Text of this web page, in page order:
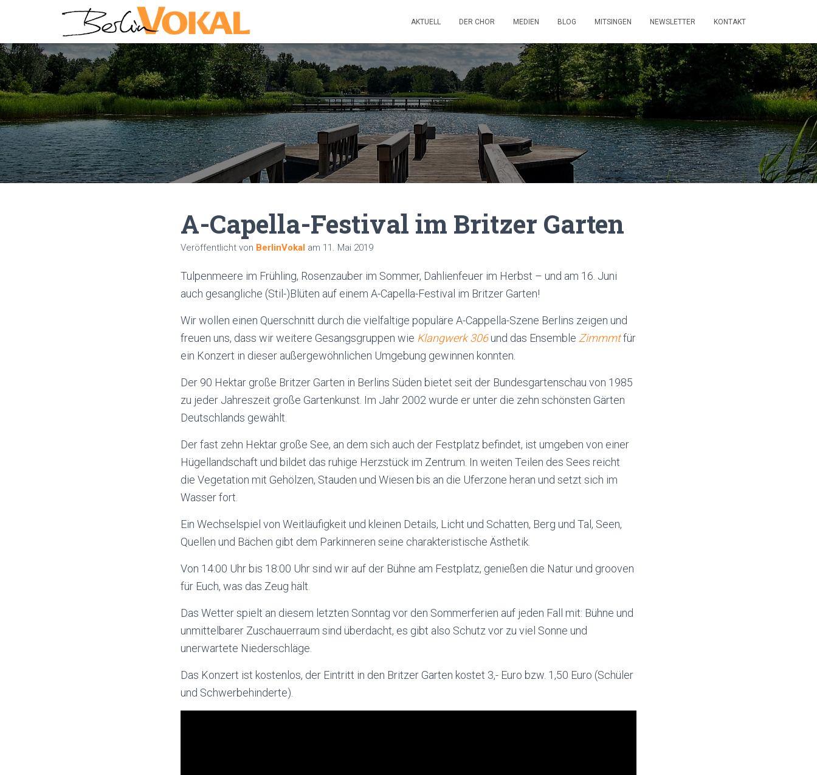
AKTUELL DER CHOR MEDIEN BLOG MITSINGEN NEWSLETTER KONTAKT
A-Capella-Festival im Britzer Garten
Veröffentlicht von BerlinVokal am 11. Mai 2019
Tulpenmeere im Frühling, Rosenzauber im Sommer, Dahlienfeuer im Herbst – und am 16. Juni
auch gesangliche (Stil-)Blüten auf einem A-Capella-Festival im Britzer Garten!
Wir wollen einen Querschnitt durch die vielfaltige populäre A-Cappella-Szene Berlins zeigen und
freuen uns, dass wir weitere Gesangsgruppen wie Klangwerk 306und das Ensemble Zimmmtfür
ein Konzert in dieser außergewöhnlichen Umgebung gewinnen konnten.
Der 90 Hektar große Britzer Garten in Berlins Süden bietet seit der Bundesgartenschau von 1985
zu jeder Jahreszeit große Gartenkunst. Im Jahr 2002 wurde er unter die zehn schönsten Gärten
Deutschlands gewählt.
Der fast zehn Hektar große See, an dem sich auch der Festplatz befindet, ist umgeben von einer
Hügellandschaft und bildet das ruhige Herzstück im Zentrum. In weiten Teilen des Sees reicht
die Vegetation mit Gehölzen, Stauden und Wiesen bis an die Uferzone heran und setzt sich im
Wasser fort.
Ein Wechselspiel von Weitläufigkeit und kleinen Details, Licht und Schatten, Berg und Tal, Seen,
Quellen und Bächen gibt dem Parkinneren seine charakteristische Ästhetik.
Von 14:00 Uhr bis 18:00 Uhr sind wir auf der Bühne am Festplatz, genießen die Natur und grooven
für Euch, was das Zeug hält.
Das Wetter spielt an diesem letzten Sonntag vor den Sommerferien auf jeden Fall mit: Bühne und
unmittelbarer Zuschauerraum sind überdacht, es gibt also Schutz vor zu viel Sonne und
unerwartete Niederschläge.
Das Konzert ist kostenlos, der Eintritt in den Britzer Garten kostet 3,- Euro bzw. 1,50 Euro (Schüler
und Schwerbehinderte).